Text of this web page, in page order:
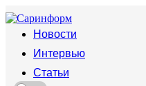
Новости
Интервью
Статьи